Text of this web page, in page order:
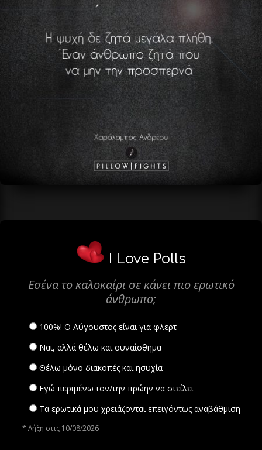
I Love Polls
Εσένα το καλοκαίρι σε κάνει πιο ερωτικό
άνθρωπο;
100%! Ο Αύγουστος είναι για φλερτ
Ναι, αλλά θέλω και συναίσθημα
Θέλω μόνο διακοπές και ησυχία
Εγώ περιμένω τον/την πρώην να στείλει
Τα ερωτικά μου χρειάζονται επειγόντως αναβάθμιση
* Λήξη στις 10/08/2026